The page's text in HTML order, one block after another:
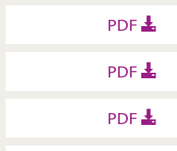
PDF
PDF
PDF